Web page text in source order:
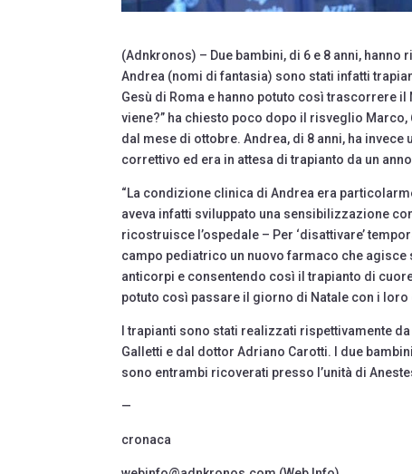
(Adnkronos) – Due bambini, di 6 e 8 anni,
Andrea (nomi di fantasia) sono stati infatti
Gesù di Roma e hanno potuto così trascorrere
viene?” ha chiesto poco dopo il risveglio
dal mese di ottobre. Andrea, di 8 anni, ha
correttivo ed era in attesa di trapianto da un
“La condizione clinica di Andrea era
aveva infatti sviluppato una sensibilizzazione
ricostruisce l’ospedale – Per ‘disattivare’
campo pediatrico un nuovo farmaco che
anticorpi e consentendo così il trapianto di
potuto così passare il giorno di Natale con i loro
I trapianti sono stati realizzati rispettivamente
Galletti e dal dottor Adriano Carotti. I due
sono entrambi ricoverati presso l’unità di
—
cronaca